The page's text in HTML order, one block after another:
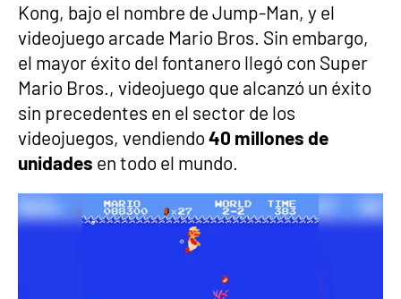
Kong, bajo el nombre de Jump-Man, y el
videojuego arcade Mario Bros. Sin embargo,
el mayor éxito del fontanero llegó con Super
Mario Bros., videojuego que alcanzó un éxito
sin precedentes en el sector de los
videojuegos, vendiendo 40 millones de
unidades en todo el mundo.